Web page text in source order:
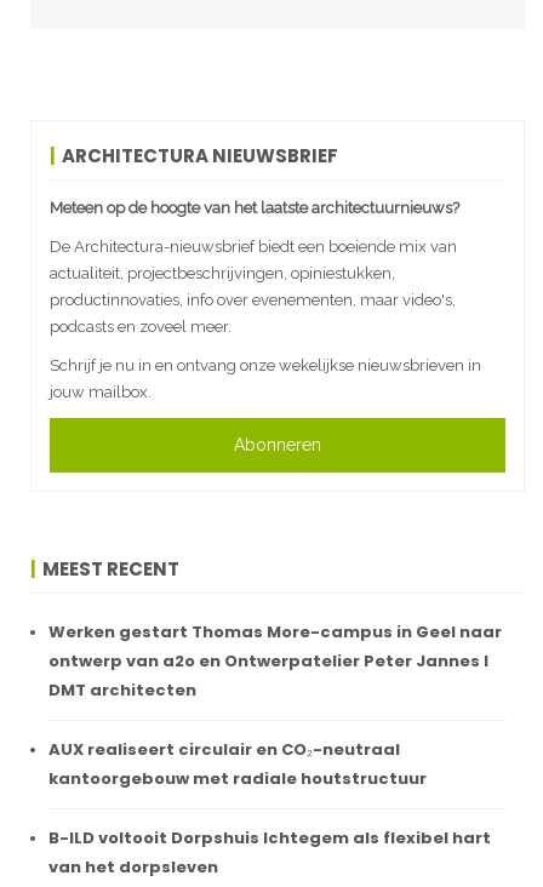
ARCHITECTURA NIEUWSBRIEF
Meteen op de hoogte van het laatste architectuurnieuws?
De Architectura-nieuwsbrief biedt een boeiende mix van
actualiteit, projectbeschrijvingen, opiniestukken,
productinnovaties, info over evenementen, maar video's,
podcasts en zoveel meer.
Schrijf je nu in en ontvang onze wekelijkse nieuwsbrieven in
jouw mailbox.
Abonneren
MEEST RECENT
Werken gestart Thomas More-campus in Geel naar
ontwerp van a2o en Ontwerpatelier Peter Jannes I
DMT architecten
AUX realiseert circulair en CO₂-neutraal
kantoorgebouw met radiale houtstructuur
B-ILD voltooit Dorpshuis Ichtegem als flexibel hart
van het dorpsleven